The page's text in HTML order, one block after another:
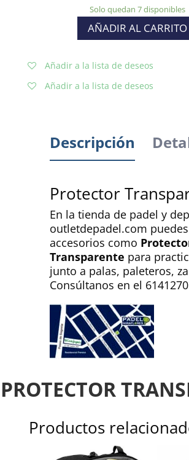
Solo quedan 7 disponibles
AÑADIR AL CARRITO
Añadir a la lista de deseos
Añadir a la lista de deseos
Descripción
Protector
En la tienda de padel y
outletdepadel.com
accesorios como
Transparente para
junto a palas, paleteros,
Consúltanos en el
PROTECTOR
Productos